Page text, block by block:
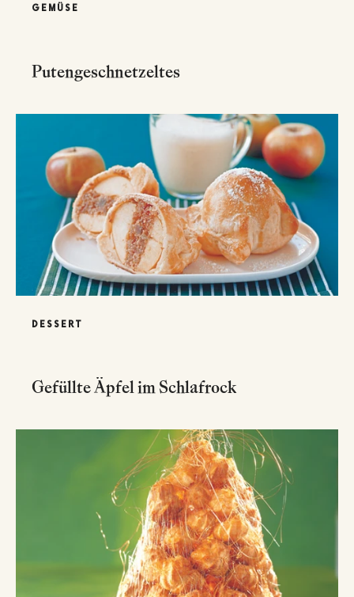
GEMÜSE
Putengeschnetzeltes
DESSERT
Gefüllte Äpfel im Schlafrock